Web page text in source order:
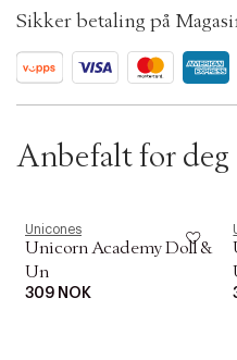
i
n
.
e
o
n
ID: BKJG70-0008
Sikker betaling på
Anbefalt for deg
Unicones
Unicorn Academy Doll &
Un
309 NOK